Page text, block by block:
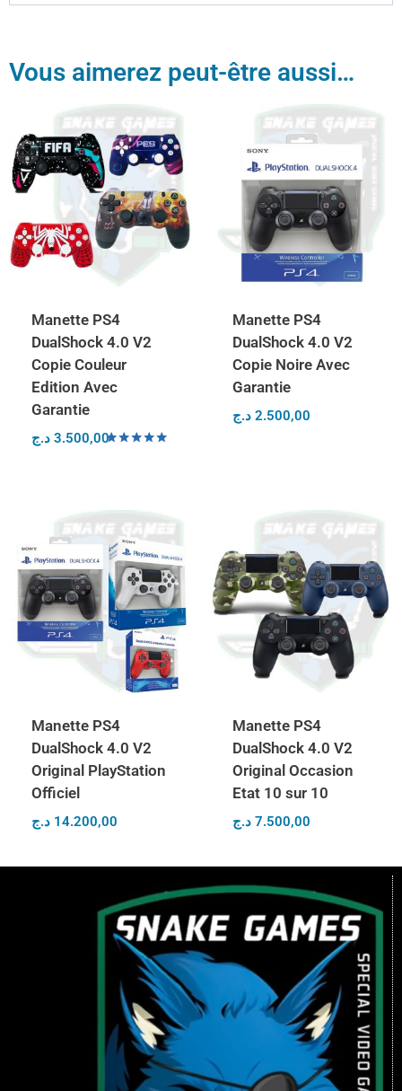
Vous aimerez peut-être aussi…
Manette PS4
DualShock 4.0 V2
Copie Couleur
Edition Avec
Garantie
3.500,00 د.ج
Manette PS4
DualShock 4.0 V2
Copie Noire Avec
Garantie
2.500,00 د.ج
Manette PS4
DualShock 4.0 V2
Original PlayStation
Officiel
14.200,00 د.ج
Manette PS4
DualShock 4.0 V2
Original Occasion
Etat 10 sur 10
7.500,00 د.ج